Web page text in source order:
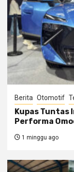
Berita Otomotif
Kupas Tuntas
Performa
1 minggu ago